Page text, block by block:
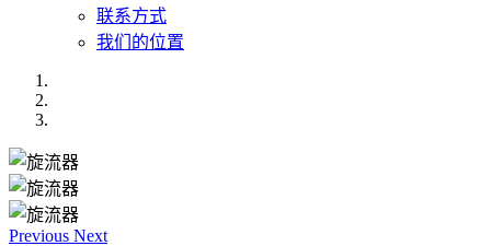
联系方式
我们的位置
Previous Next